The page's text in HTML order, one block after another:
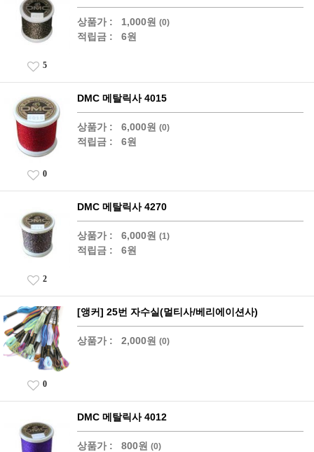
상품가 : 1,000원 (0)
적립금 : 6원
5
DMC 메탈릭사 4015
상품가 : 6,000원 (0)
적립금 : 6원
0
DMC 메탈릭사 4270
상품가 : 6,000원 (1)
적립금 : 6원
2
[앵커] 25번 자수실(멀티사/베리에이션사)
상품가 : 2,000원 (0)
0
DMC 메탈릭사 4012
상품가 : 800원 (0)